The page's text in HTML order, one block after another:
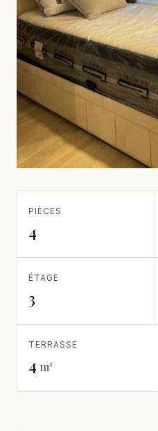
PIÈCES
4
ÉTAGE
3
TERRASSE
4 m²